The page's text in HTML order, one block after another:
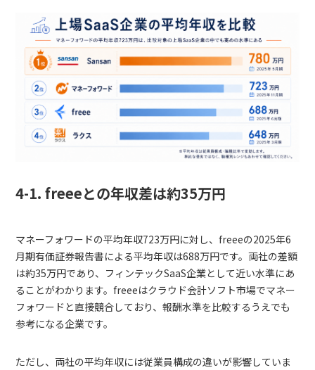
4-1. freeeとの年収差は約35万円
マネーフォワードの平均年収723万円に対し、freeeの2025年6
月期有価証券報告書による平均年収は688万円です。両社の差額
は約35万円であり、フィンテックSaaS企業として近い水準にあ
ることがわかります。freeeはクラウド会計ソフト市場でマネー
フォワードと直接競合しており、報酬水準を比較するうえでも
参考になる企業です。
ただし、両社の平均年収には従業員構成の違いが影響していま